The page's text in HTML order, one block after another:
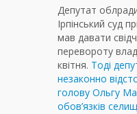
Депутат
Ірпінський суд
мав давати
перевороту
квітня. Тоді
незаконно
голову Ольгу
обов’язків